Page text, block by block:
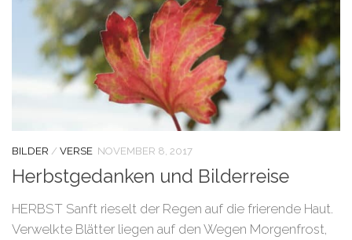
BILDER / VERSE NOVEMBER 8, 2017
Herbstgedanken und Bilderreise
HERBST Sanft rieselt der Regen auf die frierende Haut.
Verwelkte Blätter liegen auf den Wegen Morgenfrost,